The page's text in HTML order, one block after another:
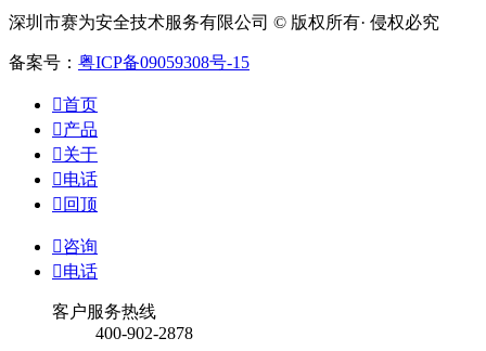
深圳市赛为安全技术服务有限公司 © 版权所有· 侵权必究
备案号： 粤ICP备09059308号-15
首页
产品
关于
电话
 回顶
咨询
电话
客户服务热线
400-902-2878